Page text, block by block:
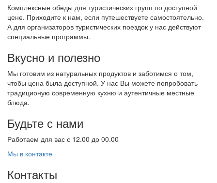
Комплексные обеды для туристических групп по доступной
цене. Приходите к нам, если путешествуете самостоятельно.
А для организаторов туристических поездок у нас действуют
специальные программы.
Вкусно и полезно
Мы готовим из натуральных продуктов и заботимся о том,
чтобы цена была доступной. У нас Вы можете попробовать
традиционую современную кухню и аутентичные местные
блюда.
Будьте с нами
Работаем для вас с 12.00 до 00.00
Мы в контакте
Контакты